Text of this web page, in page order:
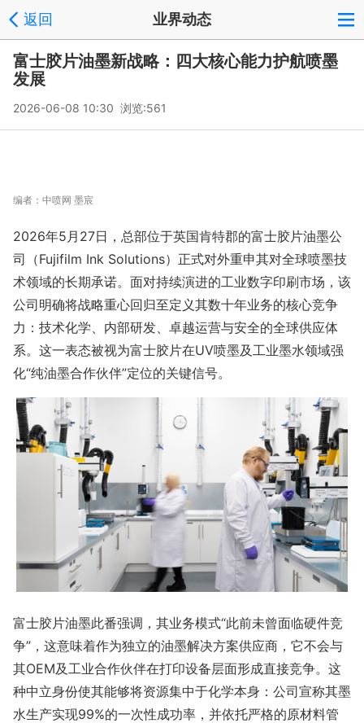
返回 业界动态
富士胶片油墨新战略：四大核心能力护航喷墨
发展
2026-06-08 10:30 浏览:561
编者： 中喷网 墨宸
2026年5月27日，总部位于英国肯特郡的富士胶片油墨公
司（Fujifilm Ink Solutions）正式对外重申其对全球喷墨技
术领域的长期承诺。面对持续演进的工业数字印刷市场，该
公司明确将战略重心回归至定义其数十年业务的核心竞争
力：技术化学、内部研发、卓越运营与安全的全球供应体
系。这一表态被视为富士胶片在UV喷墨及工业墨水领域强
化“纯油墨合作伙伴”定位的关键信号。
富士胶片油墨此番强调，其业务模式“此前未曾面临硬件竞
争”，这意味着作为独立的油墨解决方案供应商，它不会与
其OEM及工业合作伙伴在打印设备层面形成直接竞争。这
种中立身份使其能够将资源集中于化学本身：公司宣称其墨
水生产实现99%的一次性成功率，并依托严格的原材料管